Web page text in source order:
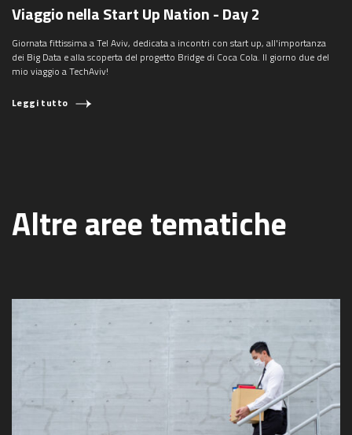
Viaggio nella Start Up Nation - Day 2
Giornata fittissima a Tel Aviv, dedicata a incontri con start up, all'importanza
dei Big Data e alla scoperta del progetto Bridge di Coca Cola. Il giorno due del
mio viaggio a TechAviv!
Leggi tutto
Altre aree tematiche